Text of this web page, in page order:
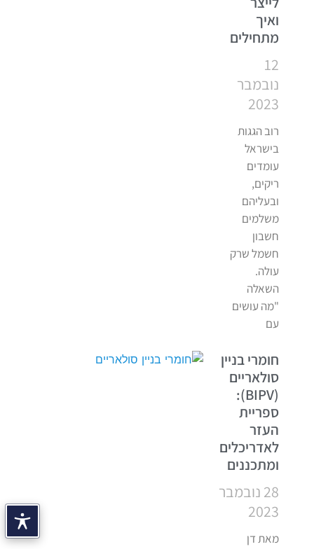
ואיך
מתחילים
12
נובמבר
2023
רוב הגגות
בישראל
עומדים
ריקים,
ובעליהם
משלמים
חשבון
חשמל שרק
עולה.
השאלה
"מה עושים
עם
חומרי בניין
סולאריים
(BIPV):
ספריית
העזר
לאדריכלים
ומתכננים
28 נובמבר
2023
מאת דן